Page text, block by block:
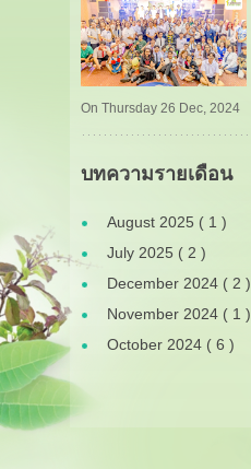
On Thursday 26 Dec, 2024
บทความรายเดือน
August 2025 ( 1 )
July 2025 ( 2 )
December 2024 ( 2 )
November 2024 ( 1 )
October 2024 ( 6 )